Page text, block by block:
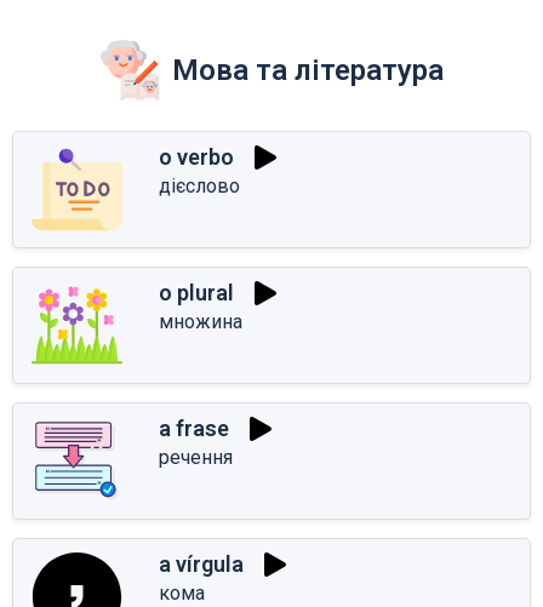
Мова та література
o verbo
дієслово
o plural
множина
a frase
речення
a vírgula
кома